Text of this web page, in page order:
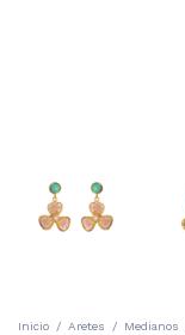
Inicio / Aretes / Medianos